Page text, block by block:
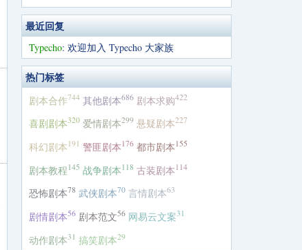
最近回复
Typecho: 欢迎加入 Typecho 大家族
热门标签
剧本合作744 其他剧本686 剧本求购422
喜剧剧本320 爱情剧本299 悬疑剧本227
科幻剧本 191 警匪剧本 176 都市剧本 155
剧本教程 145 战争剧本 118 古装剧本 114
恐怖剧本78 武侠剧本70 言情剧本63
剧情剧本56 剧本范文56 网易云文案31
动作剧本31 搞笑剧本29